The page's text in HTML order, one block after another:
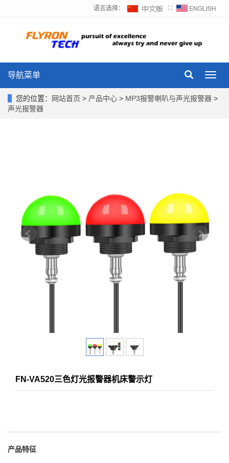
语言选择： ∷
导航菜单
您的位置： 网站首页 > 产品中心 > MP3报警喇叭与声光报警器 >
声光报警器
FN-VA520三色灯光报警器机床警示灯
产品特征